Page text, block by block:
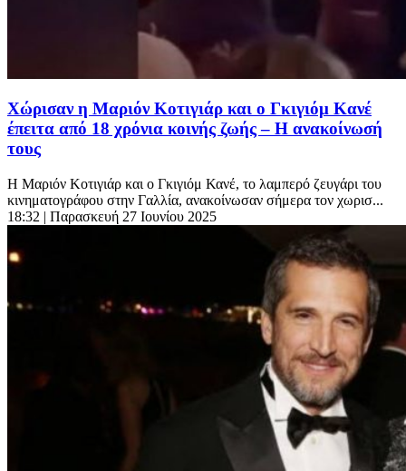
Χώρισαν η Μαριόν Κοτιγιάρ και ο Γκιγιόμ Κανέ
έπειτα από 18 χρόνια κοινής ζωής – Η ανακοίνωσή
τους
Η Μαριόν Κοτιγιάρ και ο Γκιγιόμ Κανέ, το λαμπερό ζευγάρι του
κινηματογράφου στην Γαλλία, ανακοίνωσαν σήμερα τον χωρισ...
18:32 | Παρασκευή 27 Ιουνίου 2025